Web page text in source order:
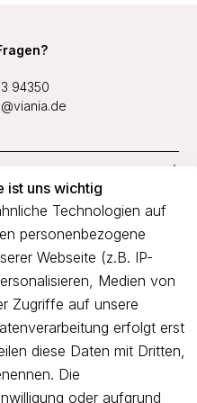
ist uns wichtig
Technologien auf
personenbezogene
Webseite (z.B. IP-
Medien von
Zugriffe auf unsere
erfolgt erst
diese Daten mit Dritten,
Die
oder aufgrund
94350
nächsten Bestellung und